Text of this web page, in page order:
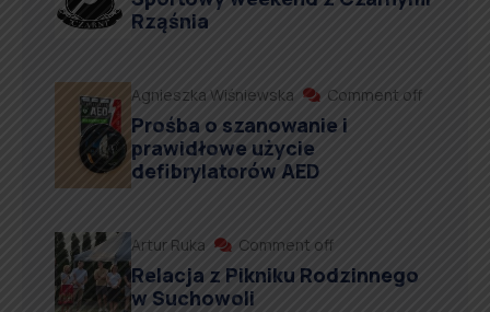
Rząśnia
Agnieszka Wiśniewska Comment off
Prośba o szanowanie i
prawidłowe użycie
defibrylatorów AED
Artur Ruka Comment off
Relacja z Pikniku Rodzinnego
w Suchowoli